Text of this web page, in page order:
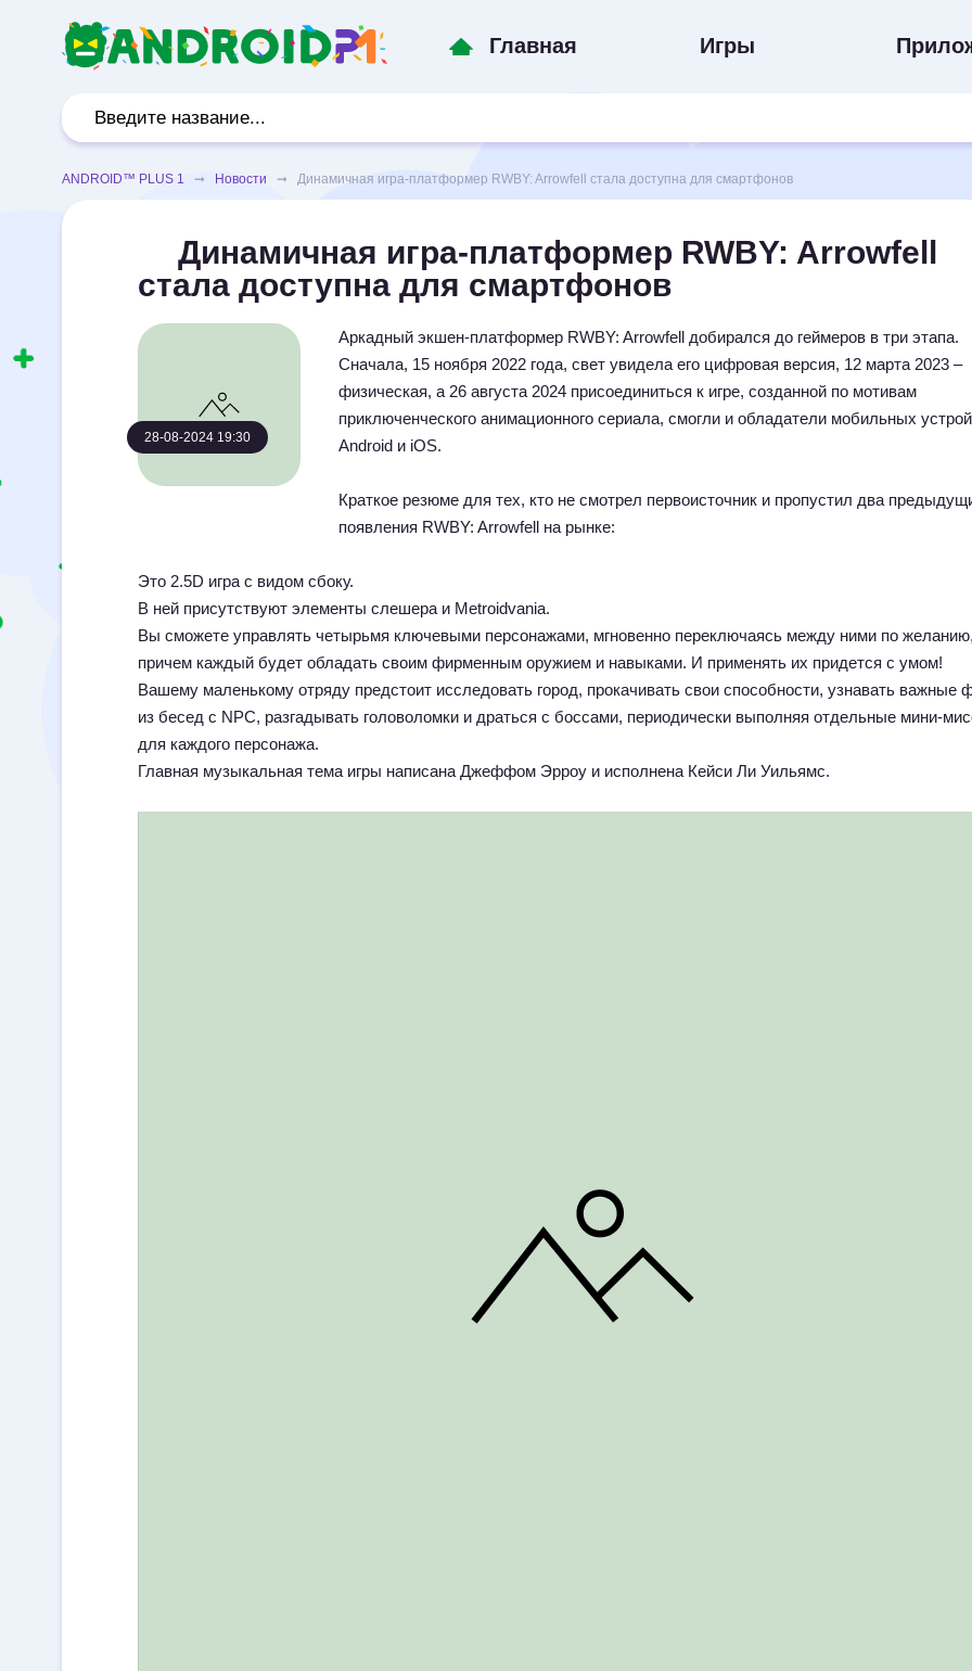
Главная Игры
ANDROID™ PLUS 1 ➞ Новости ➞ Динамичная игра-платформер RWBY: Arrowfell стала доступна для смартфонов
Динамичная игра-платформер RWBY: Arrowfell
стала доступна для смартфонов
28-08-2024 19:30
Аркадный экшен-платформер RWBY: Arrowfell добирался до геймеров в три этапа.
Сначала, 15 ноября 2022 года, свет увидела его цифровая версия, 12 марта 2023 –
физическая, а 26 августа 2024 присоединиться к игре, созданной по мотивам
приключенческого анимационного сериала, смогли и обладатели мобильных
Android и iOS.
Краткое резюме для тех, кто не смотрел первоисточник и пропустил два
появления RWBY: Arrowfell на рынке:
Это 2.5D игра с видом сбоку.
В ней присутствуют элементы слешера и Metroidvania.
Вы сможете управлять четырьмя ключевыми персонажами, мгновенно переключаясь между ними по желанию,
причем каждый будет обладать своим фирменным оружием и навыками. И применять их придется с умом!
Вашему маленькому отряду предстоит исследовать город, прокачивать свои способности, узнавать важные
из бесед с NPC, разгадывать головоломки и драться с боссами, периодически выполняя отдельные мини-
для каждого персонажа.
Главная музыкальная тема игры написана Джеффом Эрроу и исполнена Кейси Ли Уильямс.